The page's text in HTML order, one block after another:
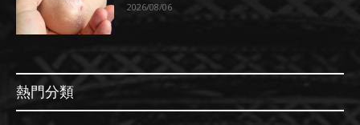
2026/08/06
熱門分類